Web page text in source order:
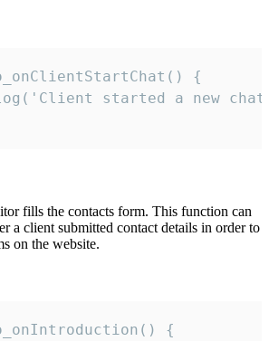
{
started a new
fills the contacts form. This function can
a client submitted contact details in order to
on the website.
{